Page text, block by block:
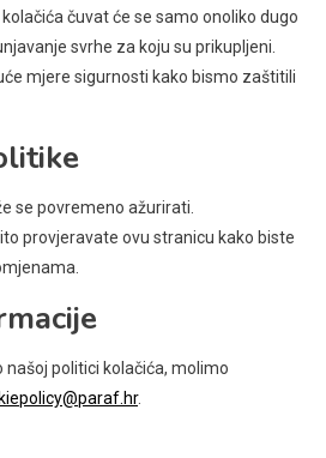
čuvat će se samo onoliko dugo
svrhe za koju su prikupljeni.
mjere sigurnosti kako bismo zaštitili
se povremeno ažurirati.
provjeravate ovu stranicu kako biste
politici kolačića, molimo
.